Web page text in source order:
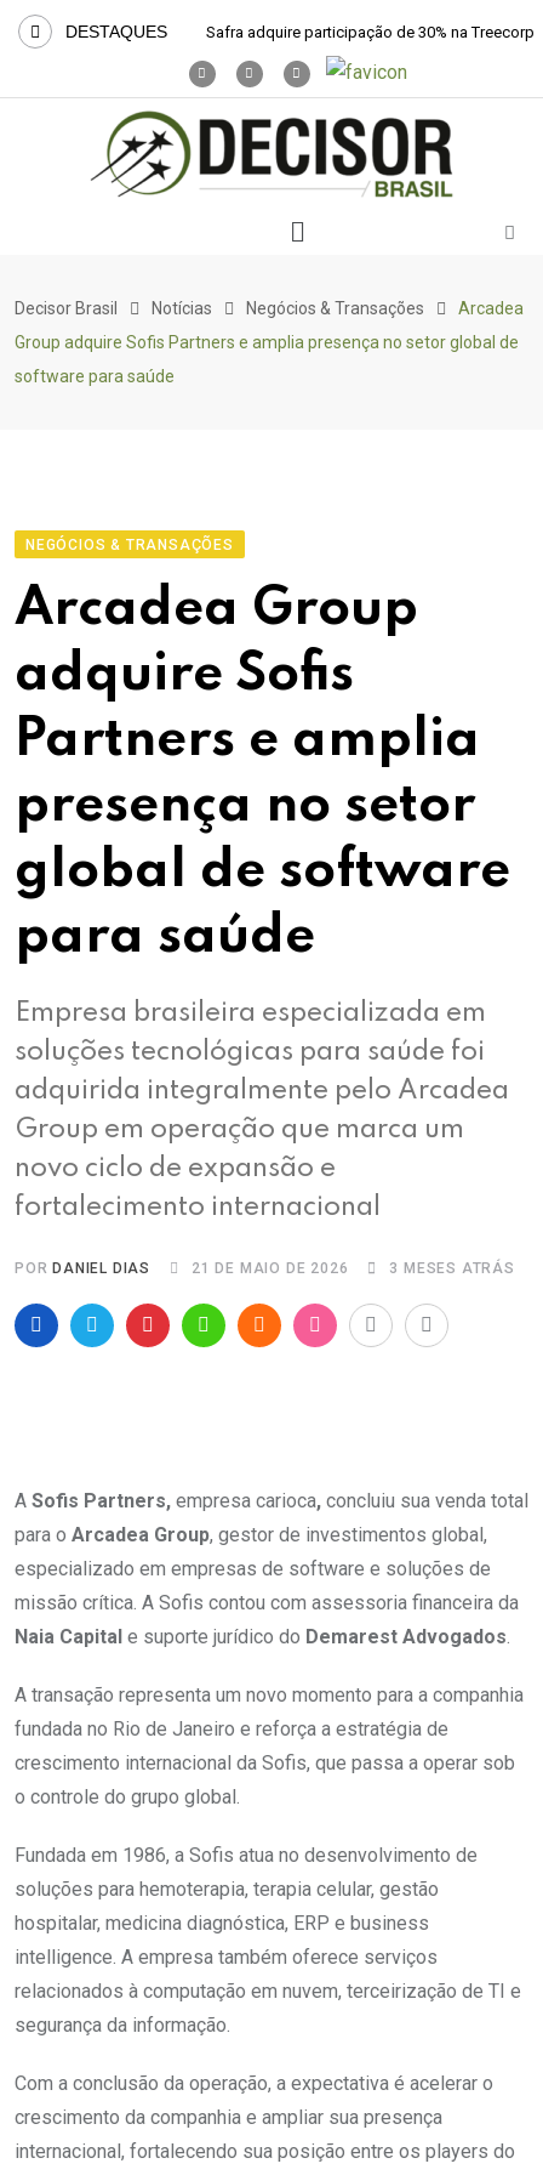
DESTAQUES Safra adquire participação de 30% na Treecorp
Decisor Brasil Notícias Negócios & Transações
Arcadea
Group adquire Sofis Partners e amplia presença no setor global de
software para saúde
NEGÓCIOS & TRANSAÇÕES
Arcadea Group
adquire Sofis
Partners e amplia
presença no setor
global de software
para saúde
Empresa brasileira especializada em
soluções tecnológicas para saúde foi
adquirida integralmente pelo Arcadea
Group em operação que marca um
novo ciclo de expansão e
fortalecimento internacional
POR DANIEL DIAS 21 DE MAIO DE 2026 3 MESES ATRÁS
A Sofis Partners, empresa carioca, concluiu sua venda total
para o Arcadea Group, gestor de investimentos global,
especializado em empresas de software e soluções de
missão crítica. A Sofis contou com assessoria financeira da
Naia Capital e suporte jurídico do Demarest Advogados.
A transação representa um novo momento para a companhia
fundada no Rio de Janeiro e reforça a estratégia de
crescimento internacional da Sofis, que passa a operar sob
o controle do grupo global.
Fundada em 1986, a Sofis atua no desenvolvimento de
soluções para hemoterapia, terapia celular, gestão
hospitalar, medicina diagnóstica, ERP e business
intelligence. A empresa também oferece serviços
relacionados à computação em nuvem, terceirização de TI e
segurança da informação.
Com a conclusão da operação, a expectativa é acelerar o
crescimento da companhia e ampliar sua presença
internacional, fortalecendo sua posição entre os players do